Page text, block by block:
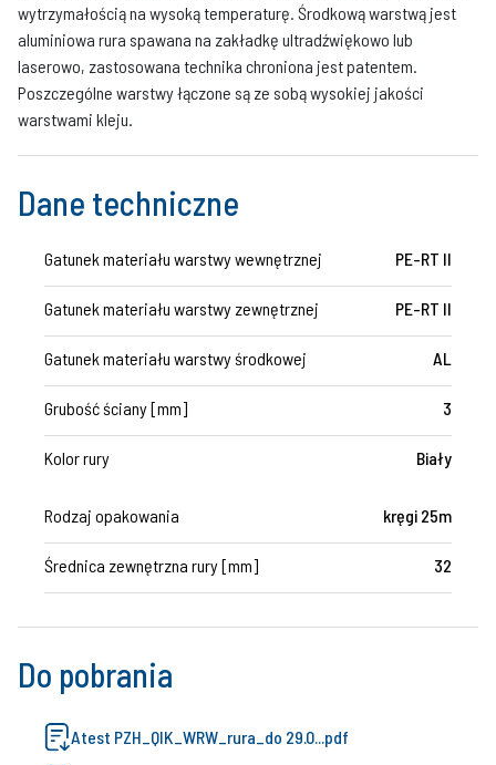
wytrzymałością na wysoką temperaturę. Środkową warstwą jest
aluminiowa rura spawana na zakładkę ultradźwiękowo lub
laserowo, zastosowana technika chroniona jest patentem.
Poszczególne warstwy łączone są ze sobą wysokiej jakości
warstwami kleju.
Dane techniczne
Gatunek materiału warstwy wewnętrznej PE-RT II
Gatunek materiału warstwy zewnętrznej PE-RT II
Gatunek materiału warstwy środkowej AL
Grubość ściany [mm] 3
Kolor rury Biały
Rodzaj opakowania kręgi 25m
Średnica zewnętrzna rury [mm] 32
Do pobrania
Atest PZH_QIK_WRW_rura_do 29.0...pdf